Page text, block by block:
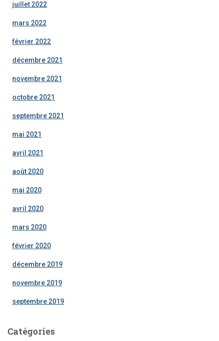
juillet 2022
mars 2022
février 2022
décembre 2021
novembre 2021
octobre 2021
septembre 2021
mai 2021
avril 2021
août 2020
mai 2020
avril 2020
mars 2020
février 2020
décembre 2019
novembre 2019
septembre 2019
Catégories